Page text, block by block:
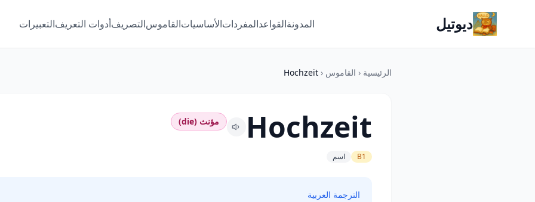
ديوتيل المدونةالقواعدالمفرداتالأساسياتالقاموسالتصريفأدوات التعريفالتعبيرات
الرئيسية ‹ القاموس ‹
Hochzeit
Hochzeit مؤنث (die)
B1 اسم
الترجمة العربية